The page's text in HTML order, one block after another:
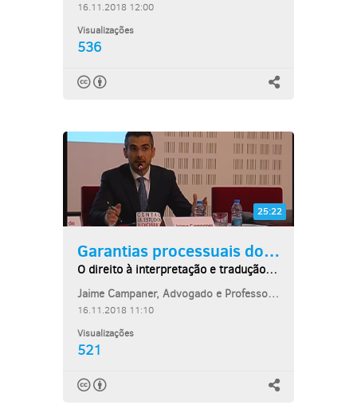
16.11.2018 12:00
Visualizações
536
25:22
Garantias processuais dos...
O direito à interpretação e tradução dos...
Jaime Campaner, Advogado e Professor de Direito Penal na Universidade das...
16.11.2018 11:10
Visualizações
521